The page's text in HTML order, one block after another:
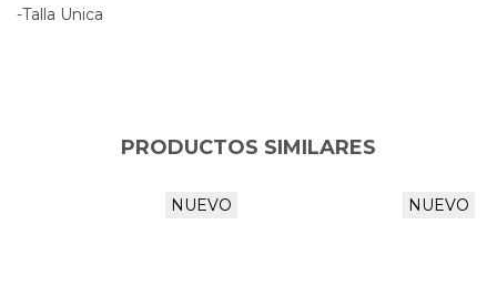
-Talla Unica
PRODUCTOS SIMILARES
NUEVO NUEVO